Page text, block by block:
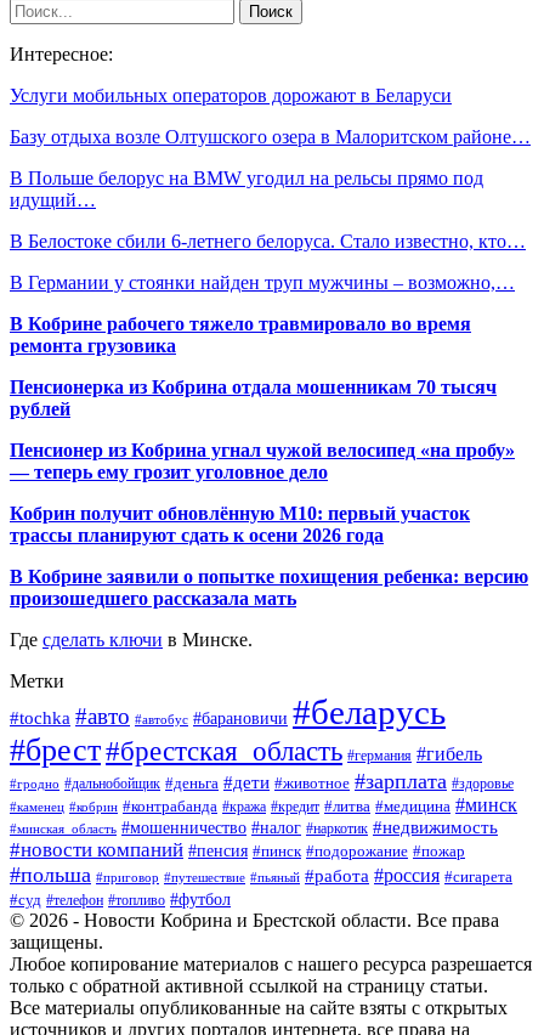
Интересное:
Услуги мобильных операторов дорожают в Беларуси
Базу отдыха возле Олтушского озера в Малоритском районе…
В Польше белорус на BMW угодил на рельсы прямо под
идущий…
В Белостоке сбили 6-летнего белоруса. Стало известно, кто…
В Германии у стоянки найден труп мужчины – возможно,…
В Кобрине рабочего тяжело травмировало во время
ремонта грузовика
Пенсионерка из Кобрина отдала мошенникам 70 тысяч
рублей
Пенсионер из Кобрина угнал чужой велосипед «на пробу»
— теперь ему грозит уголовное дело
Кобрин получит обновлённую М10: первый участок
трассы планируют сдать к осени 2026 года
В Кобрине заявили о попытке похищения ребенка: версию
произошедшего рассказала мать
Где сделать ключи в Минске.
Метки
#tochka #авто #автобус #барановичи #беларусь
#брест#брестская_область #германия #гибель
#гродно #дальнобойщик #деньга #дети #животное #зарплата #здоровье
#каменец #кобрин #контрабанда #кража #кредит #литва #медицина #минск
#минская_область #мошенничество #налог #наркотик #недвижимость
#новости компаний #пенсия #пинск #подорожание #пожар
#польша #приговор #путешествие #пьяный #работа #россия #сигарета
#суд #телефон #топливо #футбол
© 2026 - Новости Кобрина и Брестской области. Все права
защищены.
Любое копирование материалов с нашего ресурса разрешается
только с обратной активной ссылкой на страницу статьи.
Все материалы опубликованные на сайте взяты с открытых
источников и других порталов интернета, все права на